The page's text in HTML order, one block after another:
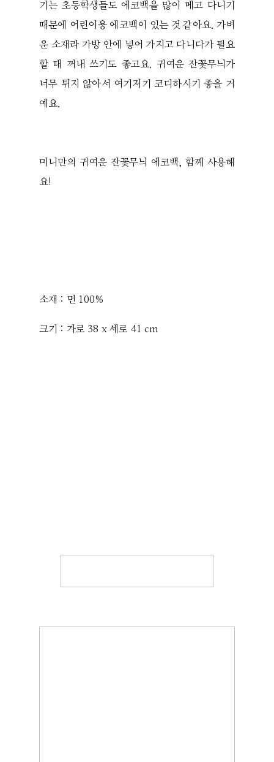
기는 초등학생들도 에코백을 많이 메고 다니기
때문에 어린이용 에코백이 있는 것 같아요. 가벼
운 소재라 가방 안에 넣어 가지고 다니다가 필요
할 때 꺼내 쓰기도 좋고요. 귀여운 잔꽃무늬가
너무 튀지 않아서 여기저기 코디하시기 좋을 거
예요.
미니만의 귀여운 잔꽃무늬 에코백, 함께 사용해
요!
소재 : 면 100%
크기 : 가로 38 x 세로 41 cm